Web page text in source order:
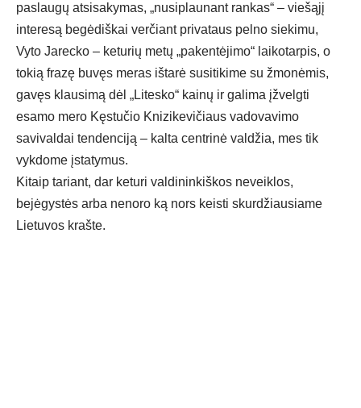
paslaugų atsisakymas, „nusiplaunant rankas“ – viešąjį
interesą begėdiškai verčiant privataus pelno siekimu,
Vyto Jarecko – keturių metų „pakentėjimo“ laikotarpis, o
tokią frazę buvęs meras ištarė susitikime su žmonėmis,
gavęs klausimą dėl „Litesko“ kainų ir galima įžvelgti
esamo mero Kęstučio Knizikevičiaus vadovavimo
savivaldai tendenciją – kalta centrinė valdžia, mes tik
vykdome įstatymus.
Kitaip tariant, dar keturi valdininkiškos neveiklos,
bejėgystės arba nenoro ką nors keisti skurdžiausiame
Lietuvos krašte.